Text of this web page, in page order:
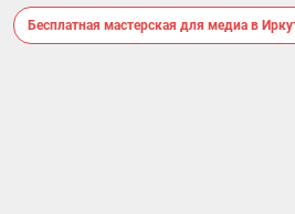
Бесплатная мастерская для медиа в